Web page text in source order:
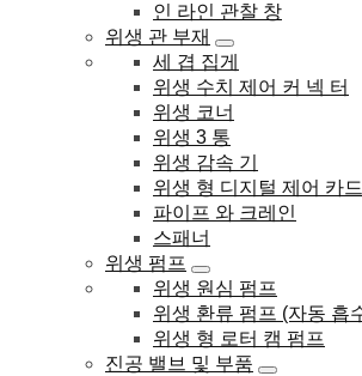
인 라인 관찰 창
위생 관 부재
세 겹 집게
위생 수치 제어 커 넥 터
위생 코너
위생 3 통
위생 감속 기
위생 형 디지털 제어 카
파이프 와 크레인
스패너
위생 펌프
위생 원심 펌프
위생 환류 펌프 (자동 흡
위생 형 로터 캠 펌프
진공 밸브 및 부품